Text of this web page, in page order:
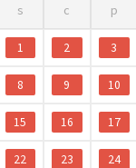
s c p
1 2 3
8 9 10
15 16 17
22 23 24